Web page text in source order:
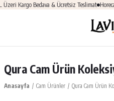
Kargo Bedava & Ücretsiz Teslimat Horeca
Qura Cam Ürün
Anasayfa Cam Ürünler Qura Cam Ürün